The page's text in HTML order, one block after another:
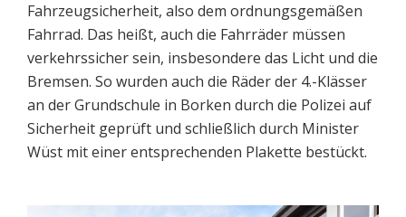
Fahrzeugsicherheit, also dem ordnungsgemäßen
Fahrrad. Das heißt, auch die Fahrräder müssen
verkehrssicher sein, insbesondere das Licht und die
Bremsen. So wurden auch die Räder der 4.-Klässer
an der Grundschule in Borken durch die Polizei auf
Sicherheit geprüft und schließlich durch Minister
Wüst mit einer entsprechenden Plakette bestückt.